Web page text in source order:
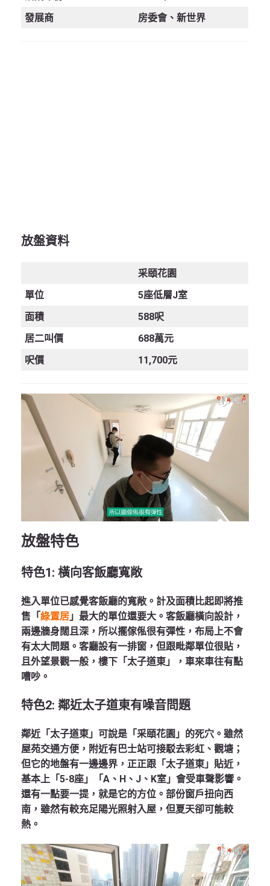
發展商
房委會、新世界
放盤資料
采頤花園
單位
5座低層J室
面積
588呎
居二叫價
688萬元
呎價
11,700元
放盤特色
特色1: 橫向客飯廳寬敞
進入單位已感覺客飯廳的寬敞。計及面積比起即將推
售「綠置居 」最大的單位還要大。客飯廳橫向設計，
兩邊牆身闊且深，所以擺傢俬很有彈性，布局上不會
有太大問題。客廳設有一排窗，但跟毗鄰單位很貼，
且外望景觀一般，樓下「太子道東」，車來車往有點
嘈吵。
特色2: 鄰近太子道東有噪音問題
鄰近「太子道東」可說是「采頤花園」的死穴。雖然
屋苑交通方便，附近有巴士站可接駁去彩虹、觀塘；
但它的地盤有一邊邊界，正正跟「太子道東」貼近，
基本上「5-8座」「A、H、J、K室」會受車聲影響。
還有一點要一提，就是它的方位。部份窗戶扭向西
南，雖然有較充足陽光照射入屋，但夏天卻可能較
熱。